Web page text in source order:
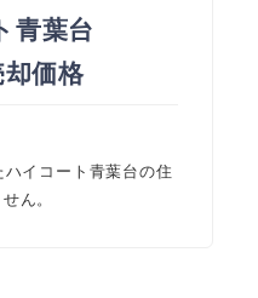
青葉台
却価格
イコート青葉台の住
ん。